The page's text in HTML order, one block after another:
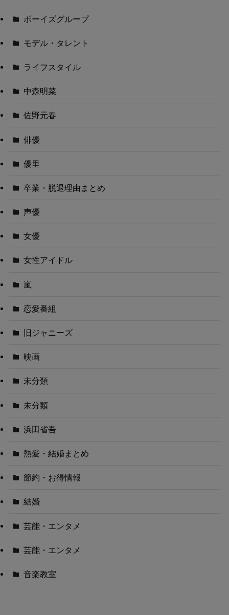
ボーイズグループ
モデル・タレント
ライフスタイル
中森明菜
佐野元春
俳優
優里
卒業・脱退理由まとめ
声優
女優
女性アイドル
嵐
恋愛番組
旧ジャニーズ
映画
未分類
未分類
浜田省吾
熱愛・結婚まとめ
節約・お得情報
結婚
芸能・エンタメ
芸能・エンタメ
音楽教室